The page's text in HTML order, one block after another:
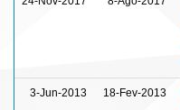
3-Jun-2013 18-Fev-2013